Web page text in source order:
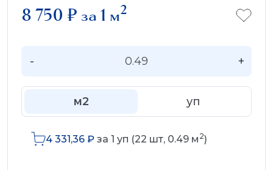
8 750 ₽за 1 м2
- +
м2 уп
4 331,36 ₽ за 1 уп (22 шт, 0.49 м 2)